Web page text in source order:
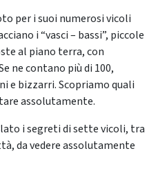
per i suoi numerosi vicoli
i “vasci – bassi”, piccole
al piano terra, con
ne contano più di 100,
e bizzarri. Scopriamo quali
assolutamente.
i segreti di sette vicoli, tra
da vedere assolutamente